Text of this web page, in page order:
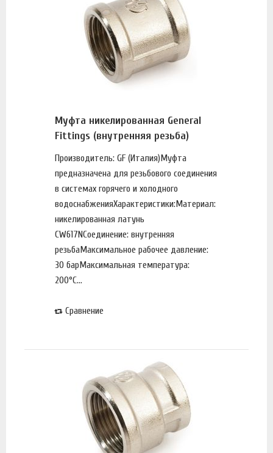
Муфта никелированная General
Fittings (внутренняя резьба)
Производитель: GF (Италия)Муфта
предназначена для резьбового соединения
в системах горячего и холодного
водоснабженияХарактеристики:Материал:
никелированная латунь
CW617NСоединение: внутренняя
резьбаМаксимальное рабочее давление:
30 барМаксимальная температура:
200°С...
Сравнение